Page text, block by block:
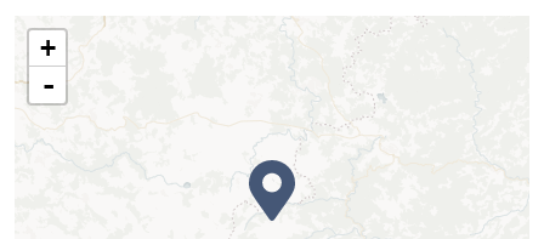
+
-